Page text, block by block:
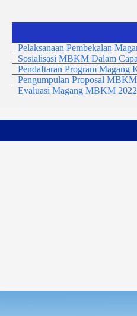
Pelaksanaan Pembekalan
Sosialisasi MBKM Dalam
Pendaftaran Program
Pengumpulan Proposal
Evaluasi Magang MBKM 2022